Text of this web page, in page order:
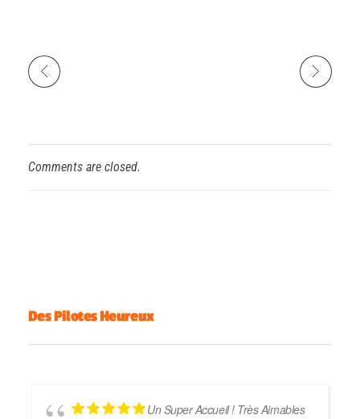
Comments are closed.
Des Pilotes Heureux
Un Super Accueil ! Très Aimables